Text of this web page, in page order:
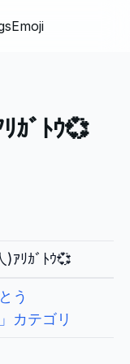
Emoji
ｶﾞﾄｳ💞
ｱﾘｶﾞﾄｳ💞
う
カテゴリ